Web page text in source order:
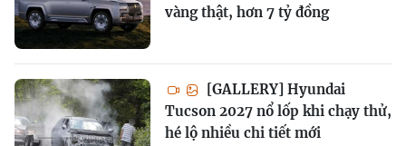
vàng thật, hơn 7 tỷ đồng
[GALLERY] Hyundai
Tucson 2027 nổ lốp khi chạy thử,
hé lộ nhiều chi tiết mới